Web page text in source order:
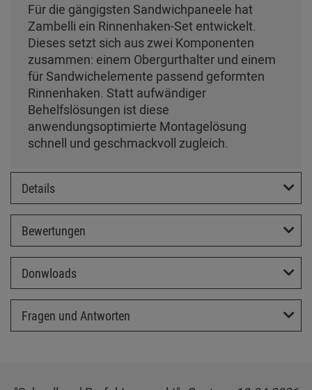
Für die gängigsten Sandwichpaneele hat
Zambelli ein Rinnenhaken-Set entwickelt.
Dieses setzt sich aus zwei Komponenten
zusammen: einem Obergurthalter und einem
für Sandwichelemente passend geformten
Rinnenhaken. Statt aufwändiger
Behelfslösungen ist diese
anwendungsoptimierte Montagelösung
schnell und geschmackvoll zugleich.
Details
Bewertungen
Donwloads
Fragen und Antworten